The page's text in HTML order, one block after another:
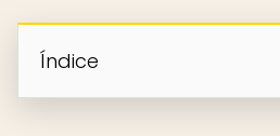
Índice